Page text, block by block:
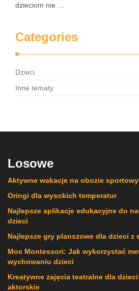
dzieciom nie …
Categories
Dzieci
Inne tematy
Losowe
Aktywne wakacje na obozie
Oringi dla wysokich temperatur
Najlepsze aplikacje edukacyjne do
dzieci
Najlepsze gry planszowe dla dzieci z
Moc Montessori: Jak wykorzystać
wychowaniu dzieci
Kreatywne zajęcia teatralne dla
aktorskie